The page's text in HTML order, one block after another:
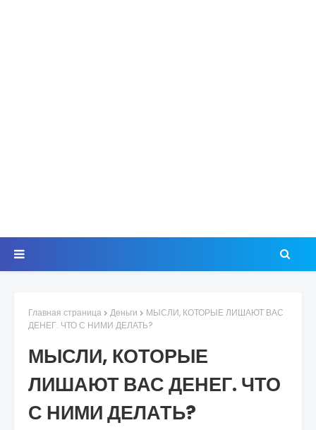
Главная страница Деньги
МЫСЛИ, КОТОРЫЕ ЛИШАЮТ ВАС
ДЕНЕГ. ЧТО С НИМИ ДЕЛАТЬ?
МЫСЛИ, КОТОРЫЕ
ЛИШАЮТ ВАС ДЕНЕГ. ЧТО
С НИМИ ДЕЛАТЬ?